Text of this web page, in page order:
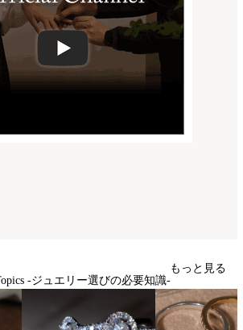
-ジュエリー選びの必要知識-
もっと見る